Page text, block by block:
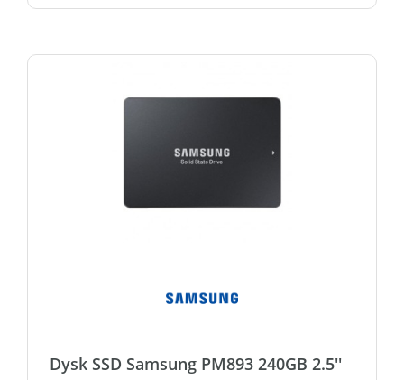
Dysk SSD Samsung PM893 240GB 2.5''